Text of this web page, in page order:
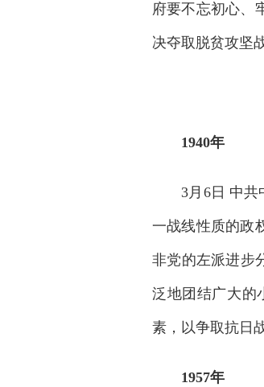
府要不忘初心、
决夺取脱贫攻坚
1940年
3月6日 中共中
一战线性质的政
非党的左派进步
泛地团结广大的
素，以争取抗日
1957年